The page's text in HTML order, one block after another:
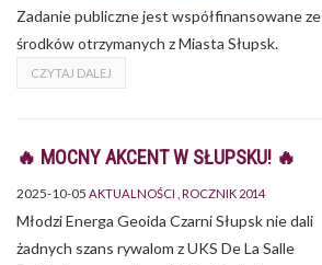
Zadanie publiczne jest współfinansowane ze
środków otrzymanych z Miasta Słupsk.
CZYTAJ DALEJ
🔥 MOCNY AKCENT W SŁUPSKU! 🔥
2025-10-05 AKTUALNOŚCI ROCZNIK 2014
Młodzi Energa Geoida Czarni Słupsk nie dali
żadnych szans rywalom z UKS De La Salle